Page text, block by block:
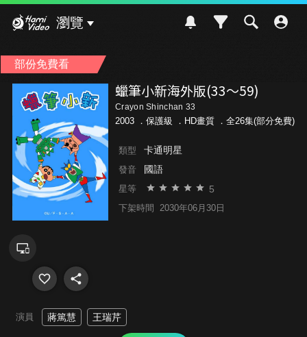
瀏覽
部份免費看
蠟筆小新海外版(33～59)
Crayon Shinchan 33
2003 ． 保護級 ．HD畫質 ．全26集(部分免費)
類型 卡通明星
發音 國語
星等 5
下架時間 2030年06月30日
演員 蔣篤慧 王瑞芹